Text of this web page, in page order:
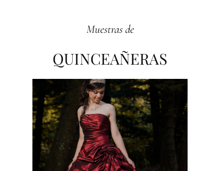
Muestras de
QUINCEAÑERAS